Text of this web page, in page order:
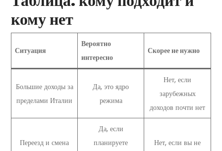
кому нет
Ситуация
Вероятно
интересно
Скорее не нужно
Большие доходы за
пределами Италии
Да, это ядро
режима
Нет, если
зарубежных
доходов почти нет
Переезд и смена
Да, если
планируете
Нет, если вы не